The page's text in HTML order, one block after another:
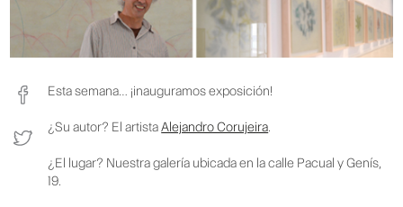
Esta semana… ¡inauguramos exposición!
¿Su autor? El artistaAlejandro Corujeira.
¿El lugar? Nuestra galería ubicada en la calle Pacual y Genís,
19.